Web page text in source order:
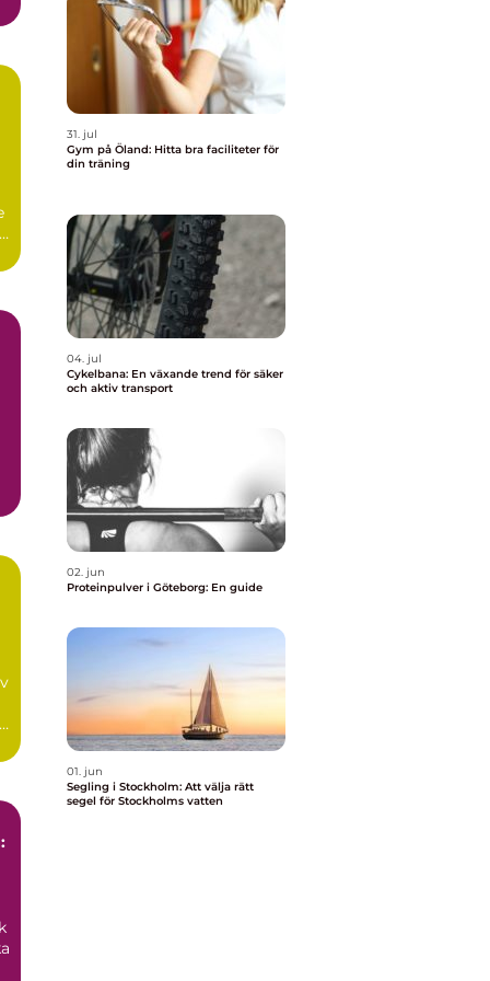
31. jul
Gym på Öland: Hitta bra faciliteter för
din träning
04. jul
Cykelbana: En växande trend för säker
och aktiv transport
02. jun
Proteinpulver i Göteborg: En guide
01. jun
Segling i Stockholm: Att välja rätt
segel för Stockholms vatten